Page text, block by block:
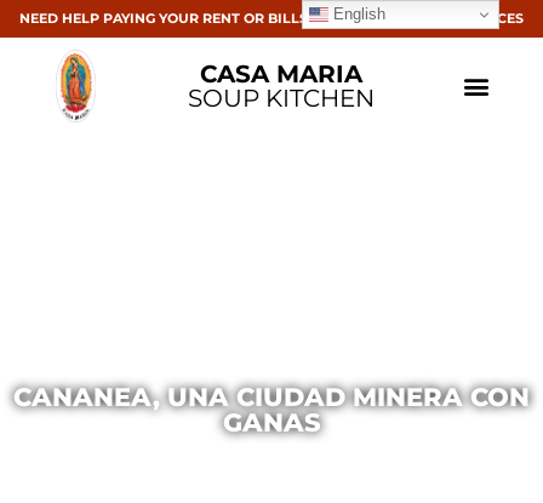
NEED HELP PAYING YOUR RENT OR BILLS? CLICK HERE FOR RESOURCES
CASA MARIA
SOUP KITCHEN
CANANEA, UNA CIUDAD MINERA CON
GANAS
English